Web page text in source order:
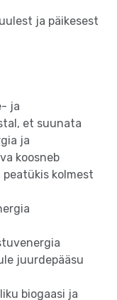
ja päikesest
ja
et suunata
ja
koosneb
kolmest
juurdepääsu
biogaasi ja